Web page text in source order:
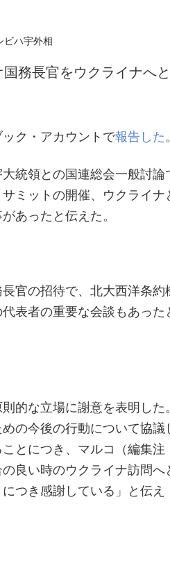
務長官をウクライナへと
ク・アカウントで報告した 。
統領との国連総会一般討論
ミットの開催、ウクライナ
あったと伝えた。
官の招待で、北大西洋条約
表者の重要な会談もあった
的な立場に謝意を表明した。
の今後の行動について協議
とにつき、マルコ（編集注
良い時のウクライナ訪問へ
つき感謝している」と伝え